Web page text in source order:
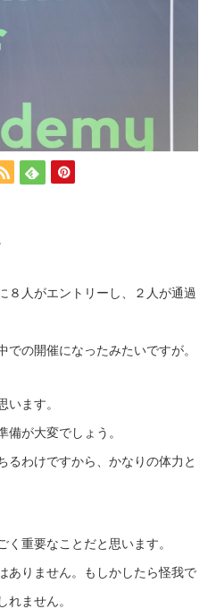
８人がエントリーし、２人が通過
での開催になったみたいですが。
います。
が大変でしょう。
るわけですから、かなりの体力と
重要なことだと思います。
ありません。もしかしたら怪我で
れません。